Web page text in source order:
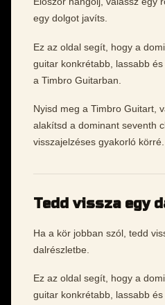
egy dolgot javíts.
Ez az oldal segít, hogy a
guitar konkrétabb, lassabb
a Timbro Guitarban.
Nyisd meg a Timbro Guitart,
alakítsd a dominant seventh
visszajelzéses gyakorló körré.
Tedd vissza egy
Ha a kör jobban szól, tedd
dalrészletbe.
Ez az oldal segít, hogy a
guitar konkrétabb, lassabb